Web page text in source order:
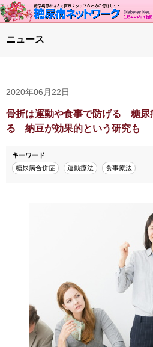
談話室BBS
糖尿病のきほん
特集・連載
特集・連載 一覧へ
腎臓の健康道
1型ライフ
ニュース
2020年06月22日
骨折は運動や食事で防げる 糖尿
る 納豆が効果的という研究も
キーワード
糖尿病合併症
運動療法 食事療法